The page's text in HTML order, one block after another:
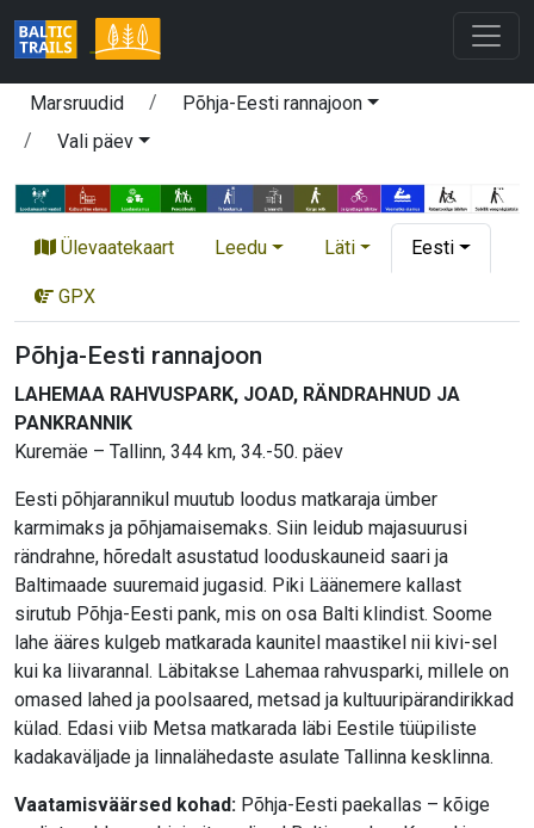
Marsruudid
Põhja-Eesti rannajoon
Vali päev
Ülevaatekaart Leedu Läti Eesti
GPX
Põhja-Eesti rannajoon
LAHEMAA RAHVUSPARK, JOAD, RÄNDRAHNUD JA
PANKRANNIK
Kuremäe – Tallinn, 344 km, 34.-50. päev
Eesti põhjarannikul muutub loodus matkaraja ümber
karmimaks ja põhjamaisemaks. Siin leidub majasuurusi
rändrahne, hõredalt asustatud looduskauneid saari ja
Baltimaade suuremaid jugasid. Piki Läänemere kallast
sirutub Põhja-Eesti pank, mis on osa Balti klindist. Soome
lahe ääres kulgeb matkarada kaunitel maastikel nii kivi-sel
kui ka liivarannal. Läbitakse Lahemaa rahvusparki, millele on
omased lahed ja poolsaared, metsad ja kultuuripärandirikkad
külad. Edasi viib Metsa matkarada läbi Eestile tüüpiliste
kadakaväljade ja linnalähedaste asulate Tallinna kesklinna.
Vaatamisväärsed kohad: Põhja-Eesti paekallas – kõige